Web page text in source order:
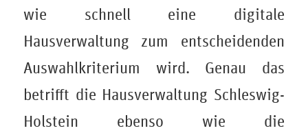
wie schnell eine digitale
Hausverwaltung zum entscheidenden
Auswahlkriterium wird. Genau das
betrifft die Hausverwaltung Schleswig-
Holstein ebenso wie die